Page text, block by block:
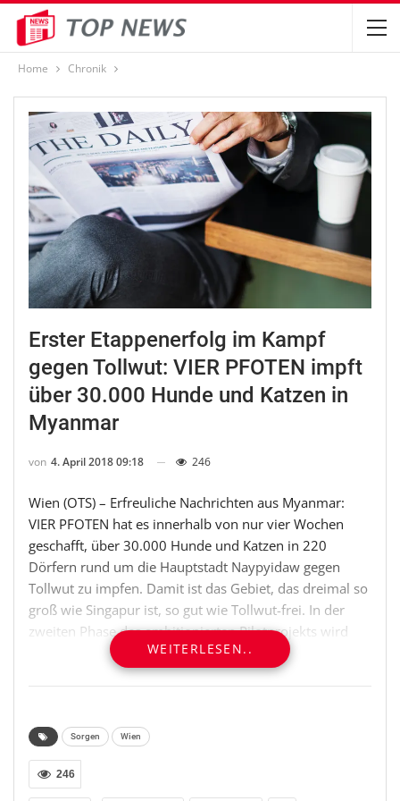
Home Chronik
Erster Etappenerfolg im Kampf
gegen Tollwut: VIER PFOTEN impft
über 30.000 Hunde und Katzen in
Myanmar
von 4. April 2018 09:18 246
Wien (OTS) – Erfreuliche Nachrichten aus Myanmar:
VIER PFOTEN hat es innerhalb von nur vier Wochen
geschafft, über 30.000 Hunde und Katzen in 220
Dörfern rund um die Hauptstadt Naypyidaw gegen
Tollwut zu impfen. Damit ist das Gebiet, das dreimal so
groß wie Singapur ist, so gut wie Tollwut-frei. In der
zweiten Phase des ambitionierten Pilotprojekts wird
das rund 40-köpfige Team – bestehend aus
internationalen sowie lokalen Tierärzten und
Nach einer kurzen Pause aufgrund von Myanmars
Neujahrsfest startet VIER PFOTEN am 28. April 2018 in
WEITERLESEN..
Sorgen Wien
246